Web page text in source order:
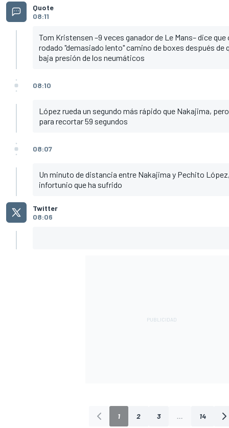
Quote
08:11
Tom Kristensen –9 veces ganador de Le Mans– dice
rodado "demasiado lento" camino de boxes después de
baja presión de los neumáticos
08:10
López rueda un segundo más rápido que Nakajima,
para recortar 59 segundos
08:07
Un minuto de distancia entre Nakajima y Pechito
infortunio que ha sufrido
Twitter
08:06
1 2 3 ... 14